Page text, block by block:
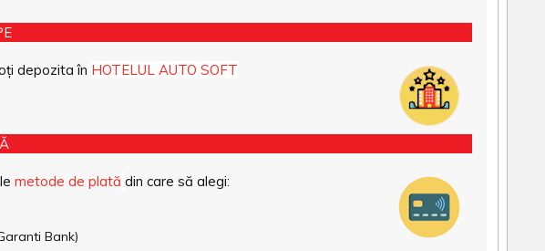
depozita în HOTELUL AUTO SOFT
metode de plată din care să alegi:
Bank)